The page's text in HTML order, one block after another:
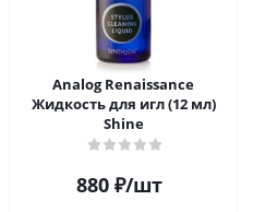
Analog Renaissance
Жидкость для игл (12 мл)
Shine
880 ₽/шт